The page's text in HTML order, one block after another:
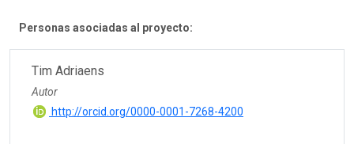
Personas asociadas al proyecto:
Tim Adriaens
Autor
http://orcid.org/0000-0001-7268-4200